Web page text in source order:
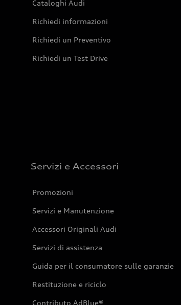
Cataloghi Audi
Richiedi informazioni
Richiedi un Preventivo
Richiedi un Test Drive
Servizi e Accessori
Promozioni
Servizi e Manutenzione
Accessori Originali Audi
Servizi di assistenza
Guida per il consumatore sulle garanzie
Restituzione e riciclo
Contributo AdBlue®